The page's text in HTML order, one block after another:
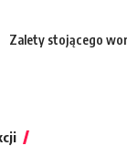
Zalety stojącego